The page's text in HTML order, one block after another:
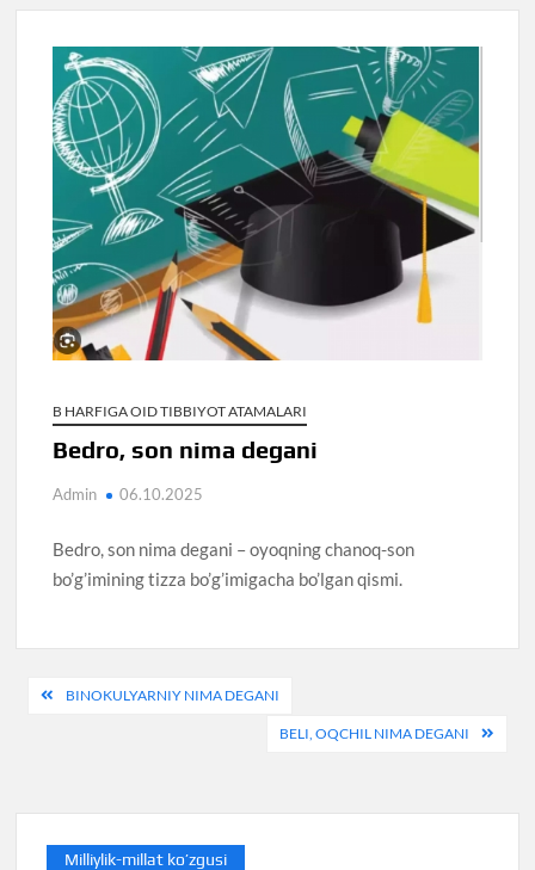
B HARFIGA OID TIBBIYOT ATAMALARI
Bedro, son nima degani
Admin 06.10.2025
Bedro, son nima degani – oyoqning chanoq-son
bo’g’imining tizza bo’g’imigacha bo’lgan qismi.
PostBINOKULYARNIY NIMA DEGANI
BELI, OQCHIL NIMA DEGANI
Milliylik-millat ko’zgusi